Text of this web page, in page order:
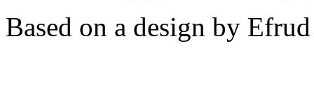
Based on a design by Efrud